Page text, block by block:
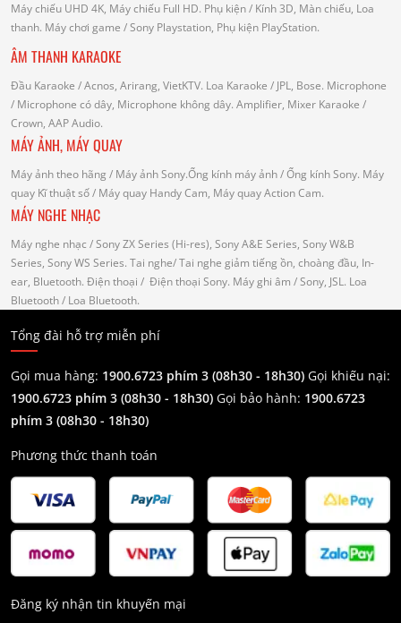
Máy chiếu UHD 4K, Máy chiếu Full HD. Phụ kiện/ Kính 3D, Màn chiếu, Loa
thanh. Máy chơi game / Sony Playstation, Phụ kiện PlayStation.
ÂM THANH KARAOKE
Đầu Karaoke / Acnos, Arirang, VietKTV. Loa Karaoke / JPL, Bose. Microphone
/ Microphone có dây, Microphone không dây. Amplifier, Mixer Karaoke /
Crown, AAP Audio.
MÁY ẢNH, MÁY QUAY
Máy ảnh theo hãng / Máy ảnh Sony.Ống kính máy ảnh / Ống kính Sony. Máy
quay Kĩ thuật số/ Máy quay Handy Cam, Máy quay Action Cam.
MÁY NGHE NHẠC
Máy nghe nhạc / Sony ZX Series (Hi-res), Sony A&E Series, Sony W&B
Series, Sony WS Series. Tai nghe/ Tai nghe giảm tiếng ồn, choàng đầu, In-
ear, Bluetooth. Điện thoại / Điện thoại Sony. Máy ghi âm / Sony, JSL. Loa
Bluetooth/ Loa Bluetooth.
Tổng đài hỗ trợ miễn phí
Gọi mua hàng: 1900.6723 phím 3 (08h30 - 18h30) Gọi khiếu nại:
1900.6723 phím 3 (08h30 - 18h30) Gọi bảo hành: 1900.6723
phím 3 (08h30 - 18h30)
Phương thức thanh toán
Đăng ký nhận tin khuyến mại